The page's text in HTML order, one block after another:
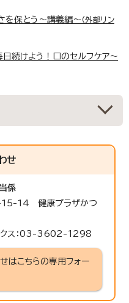
を保とう～講義編～ （外部リン
日続けよう！口のセルフケア～
せ
係
14 健康プラザかつ
ス：03-3602-1298
はこちらの専用フォー